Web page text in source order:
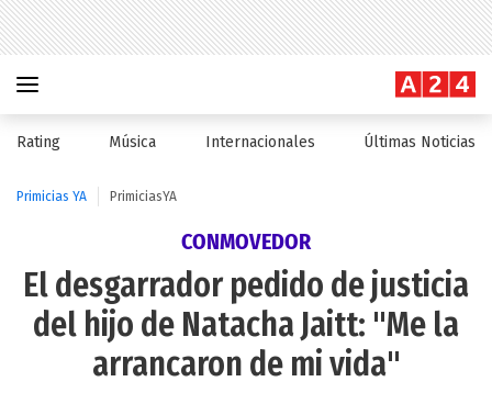
Rating Música Internacionales Últimas Noticias
Primicias YA PrimiciasYA
CONMOVEDOR
El desgarrador pedido de justicia
del hijo de Natacha Jaitt: "Me la
arrancaron de mi vida"